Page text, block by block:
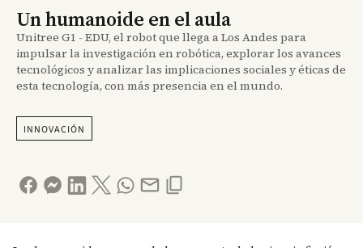
Un humanoide en el aula
Unitree G1 - EDU, el robot que llega a Los Andes para
impulsar la investigación en robótica, explorar los avances
tecnológicos y analizar las implicaciones sociales y éticas de
esta tecnología, con más presencia en el mundo.
INNOVACIÓN